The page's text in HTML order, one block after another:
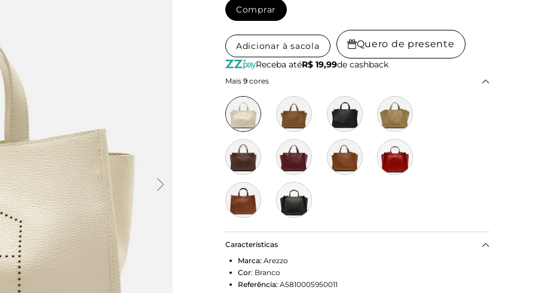
Comprar
Adicionar à sacola Quero de presente
Receba atéR$ 19,99de cashback
Mais 9 cores
Características
Marca: Arezzo
Cor: Branco
Referência: A5810005950011